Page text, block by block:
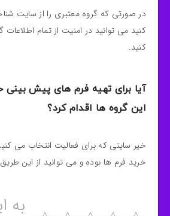
در صورتی که گروه معتبری را از سایت
کنید می توانید در امنیت از تمام اطلاعات
کنید.
آیا برای تهیه فرم های پیش بینی
این گروه ها اقدام کرد؟
خیر سایتی که برای فعالیت انتخاب می
خرید فرم ها بوده و می توانید از این
به